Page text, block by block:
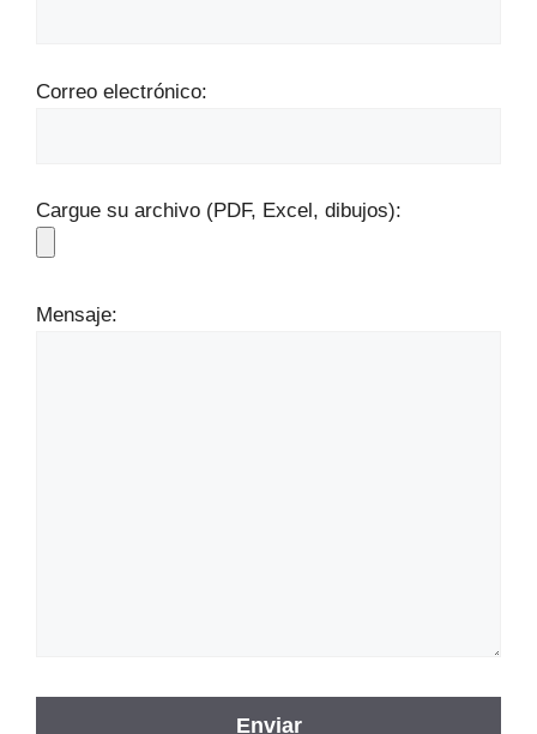
Correo electrónico:
Cargue su archivo (PDF, Excel, dibujos):
Mensaje: